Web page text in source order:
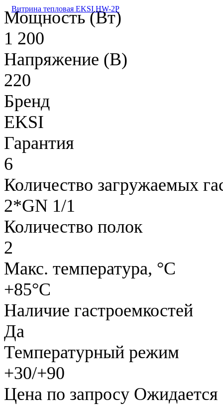
Витрина тепловая EKSI HW-2P
Мощность (Вт)
1 200
Напряжение (В)
220
Бренд
EKSI
Гарантия
6
Количество загружаемых
2*GN 1/1
Количество полок
2
Макс. температура, °C
+85°C
Наличие гастроемкостей
Да
Температурный режим
+30/+90
Цена по запросу Ожидается